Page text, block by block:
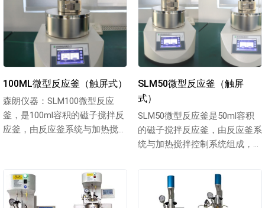
100ML微型反应釜（触屏式）
森朗仪器：SLM100微型反应
釜，是100ml容积的磁子搅拌反
应釜，由反应釜系统与加热搅拌
SLM50微型反应釜（触屏
式）
SLM50微型反应釜是50ml容积
的磁子搅拌反应釜，由反应釜系
统与加热搅拌控制系统组成，总
破...